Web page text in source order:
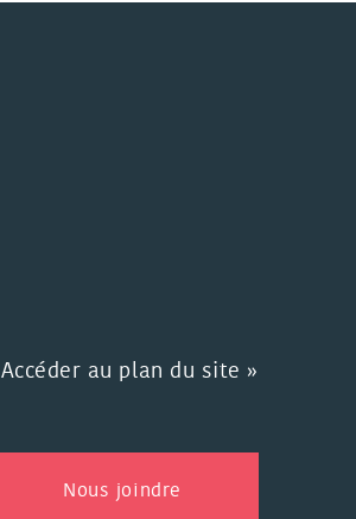
Accéder au plan du site »
Nous joindre